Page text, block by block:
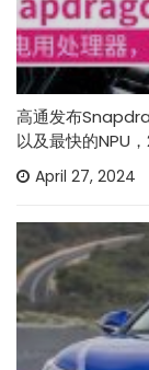
高通发布
以及最快的NPU
April 27, 2024